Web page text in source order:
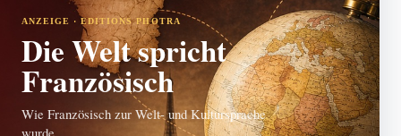
ANZEIGE · EDITIONS PHOTRA
Die Welt spricht
Französisch
Wie Französisch zur Welt- und Kultursprache
wurde.